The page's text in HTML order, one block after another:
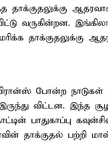
தாக்குதலுக்கு
வருகின்றன.
தாக்குதலுக்கு
போன்ற நாடுகள்
விட்டன. இந்த
பாதுகாப்பு
தாக்குதல் பற்றி